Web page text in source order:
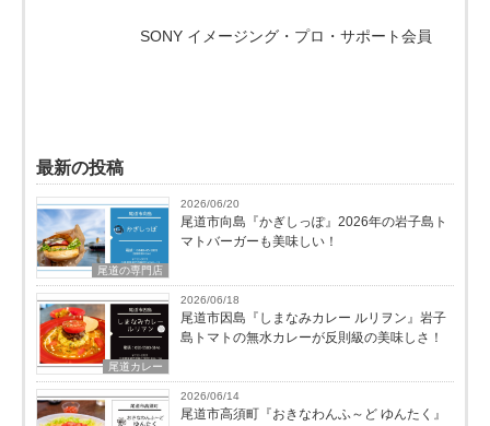
SONY イメージング・プロ・サポート会員
最新の投稿
尾道の専門店
2026/06/20
尾道市向島『かぎしっぽ』2026年の岩子島ト
マトバーガーも美味しい！
尾道カレー
2026/06/18
尾道市因島『しまなみカレー ルリヲン』岩子
島トマトの無水カレーが反則級の美味しさ！
2026/06/14
尾道市高須町『おきなわんふ～ど ゆんたく』